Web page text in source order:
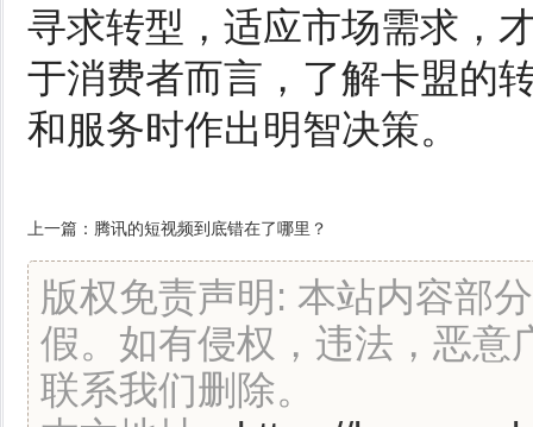
寻求转型，适应市场需求，
于消费者而言，了解卡盟的
和服务时作出明智决策。
上一篇： 腾讯的短视频到底错在了哪里？
版权免责声明: 本站内容部
假。如有侵权，违法，恶意
联系我们删除。